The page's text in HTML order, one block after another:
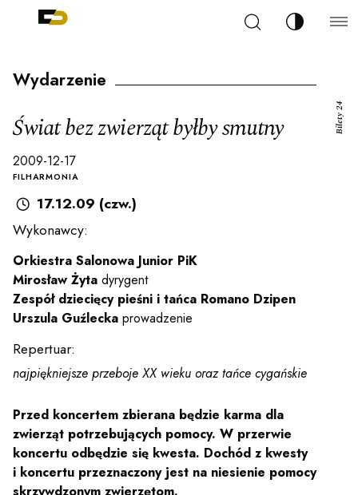
Szukaj Zmień
sal
Wydarzenie
Świat bez zwierząt byłby smutny
2009-12-17
FILHARMONIA
17.12.09 (czw.)
Wykonawcy:
Orkiestra Salonowa Junior PiK
Mirosław Żyta dyrygent
Zespół dziecięcy pieśni i tańca Romano Dzipen
Urszula Guźlecka prowadzenie
Repertuar:
najpiękniejsze przeboje XX wieku oraz tańce cygańskie
Przed koncertem zbierana będzie karma dla
zwierząt potrzebujących pomocy. W przerwie
koncertu odbędzie się kwesta. Dochód z kwesty
i koncertu przeznaczony jest na niesienie pomocy
Bilety 24